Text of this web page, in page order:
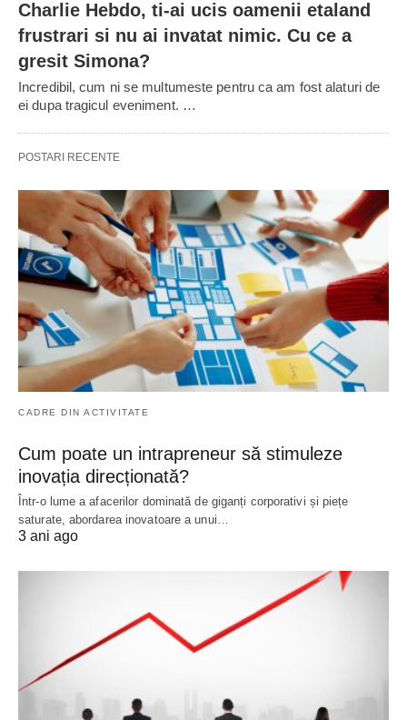
Charlie Hebdo, ti-ai ucis oamenii etaland
frustrari si nu ai invatat nimic. Cu ce a
gresit Simona?
Incredibil, cum ni se multumeste pentru ca am fost alaturi de
ei dupa tragicul eveniment. …
POSTARI RECENTE
CADRE DIN ACTIVITATE
Cum poate un intrapreneur să stimuleze
inovația direcționată?
Într-o lume a afacerilor dominată de giganți corporativi și piețe
saturate, abordarea inovatoare a unui…
3 ani ago